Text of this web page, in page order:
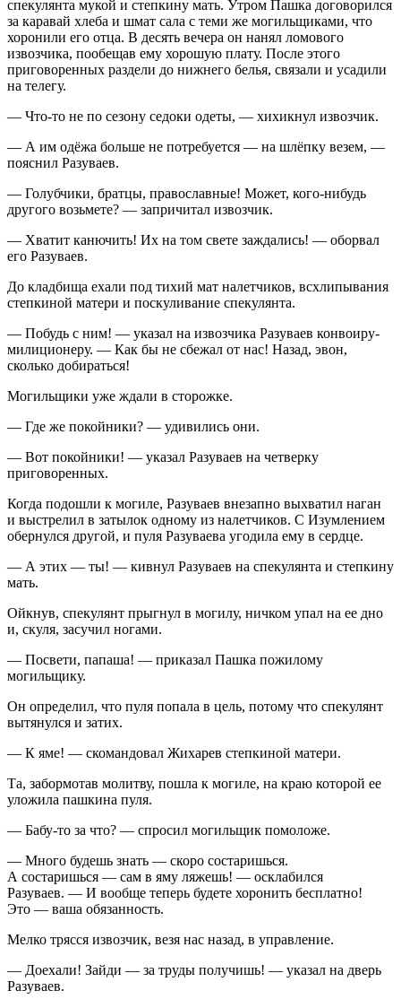
спекулянта мукой и степкину мать. Утром Пашка договорился
за каравай хлеба и шмат сала с теми же могильщиками, что
хоронили его отца. В десять вечера он нанял ломового
извозчика, пообещав ему хорошую плату. После этого
приговоренных раздели до нижнего белья, связали и усадили
на телегу.
— Что-то не по сезону седоки одеты, — хихикнул извозчик.
— А им одёжа больше не потребуется — на шлёпку везем, —
пояснил Разуваев.
— Голубчики, братцы, православные! Может, кого-нибудь
другого возьмете? — запричитал извозчик.
— Хватит канючить! Их на том свете заждались! — оборвал
его Разуваев.
До кладбища ехали под тихий мат налетчиков, всхлипывания
степкиной матери и поскуливание спекулянта.
— Побудь с ним! — указал на извозчика Разуваев конвоиру-
милиционеру. — Как бы не сбежал от нас! Назад, эвон,
сколько добираться!
Могильщики уже ждали в сторожке.
— Где же покойники? — удивились они.
— Вот покойники! — указал Разуваев на четверку
приговоренных.
Когда подошли к могиле, Разуваев внезапно выхватил наган
и выстрелил в затылок одному из налетчиков. С Изумлением
обернулся другой, и пуля Разуваева угодила ему в сердце.
— А этих — ты! — кивнул Разуваев на спекулянта и степкину
мать.
Ойкнув, спекулянт прыгнул в могилу, ничком упал на ее дно
и, скуля, засучил ногами.
— Посвети, папаша! — приказал Пашка пожилому
могильщику.
Он определил, что пуля попала в цель, потому что спекулянт
вытянулся и затих.
— К яме! — скомандовал Жихарев степкиной матери.
Та, забормотав молитву, пошла к могиле, на краю которой ее
уложила пашкина пуля.
— Бабу-то за что? — спросил могильщик помоложе.
— Много будешь знать — скоро состаришься.
А состаришься — сам в яму ляжешь! — осклабился
Разуваев. — И вообще теперь будете хоронить бесплатно!
Это — ваша обязанность.
Мелко трясся извозчик, везя нас назад, в управление.
— Доехали! Зайди — за труды получишь! — указал на дверь
Разуваев.